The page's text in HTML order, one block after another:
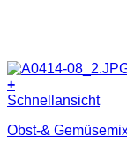
+
Schnellansicht
Obst-&